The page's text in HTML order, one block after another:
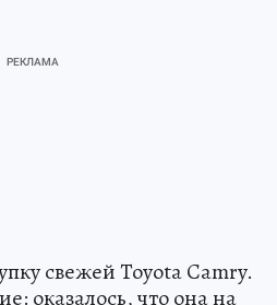
свежей Toyota Camry.
оказалось, что она на